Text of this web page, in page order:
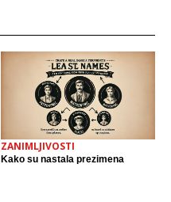
ZANIMLJIVOSTI
Kako su nastala prezimena